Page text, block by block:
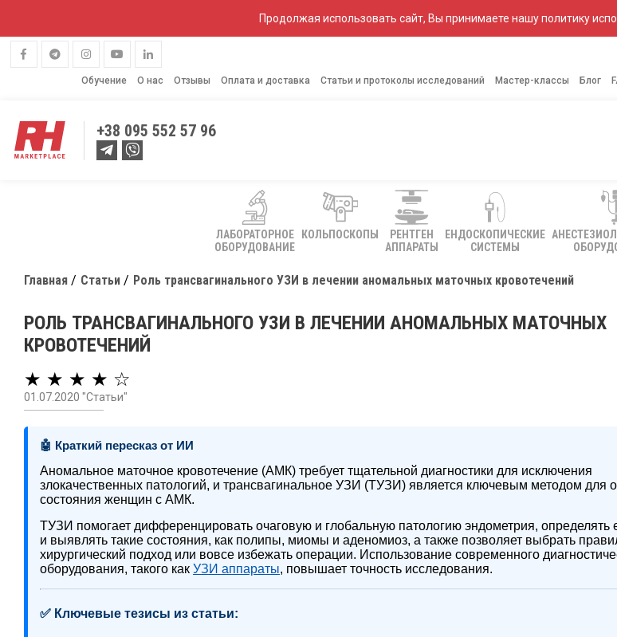
Продолжая использовать сайт, Вы принимаете нашу политику
Обучение О нас Отзывы Оплата и доставка Статьи и протоколы исследований Мастер-классы Блог
+38 095 552 57 96
ЛАБОРАТОРНОЕ
ОБОРУДОВАНИЕ
КОЛЬПОСКОПЫ
РЕНТГЕН
АППАРАТЫ
ЕНДОСКОПИЧЕСКИЕ
СИСТЕМЫ
Главная Статьи Роль трансвагинального УЗИ в лечении аномальных маточных кровотечений
РОЛЬ ТРАНСВАГИНАЛЬНОГО УЗИ В ЛЕЧЕНИИ АНОМАЛЬНЫХ МАТОЧНЫХ
КРОВОТЕЧЕНИЙ
★ ★ ★ ★ ☆
01.07.2020 "Статьи"
🤖 Краткий пересказ от ИИ
Аномальное маточное кровотечение (АМК) требует тщательной диагностики для исключения
злокачественных патологий, и трансвагинальное УЗИ (ТУЗИ) является ключевым методом для
состояния женщин с АМК.
ТУЗИ помогает дифференцировать очаговую и глобальную патологию эндометрия, определять
и выявлять такие состояния, как полипы, миомы и аденомиоз, а также позволяет выбрать
хирургический подход или вовсе избежать операции. Использование современного
оборудования, такого как УЗИ аппараты, повышает точность исследования.
✅ Ключевые тезисы из статьи: